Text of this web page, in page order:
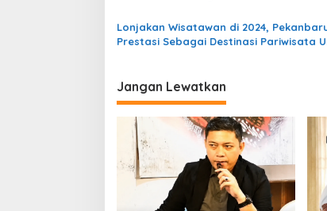
Lonjakan Wisatawan di 2024,
Prestasi Sebagai Destinasi Pariwisata
Jangan Lewatkan